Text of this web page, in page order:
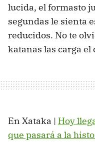
lucida, el formasto
segundas le sienta
reducidos. No te
katanas las carga el
En Xataka | Hoy
que pasará a la